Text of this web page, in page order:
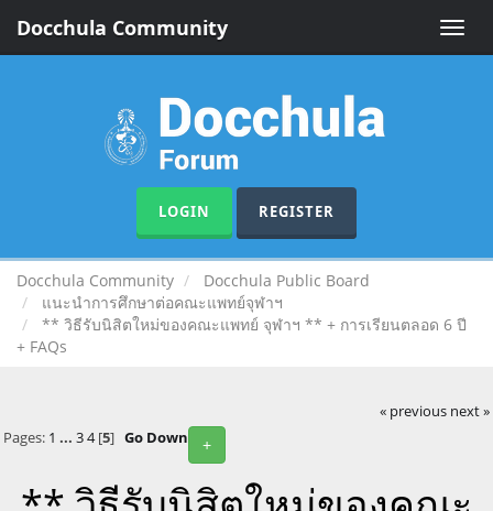
Toggle
Docchula Community
LOGIN REGISTER
Docchula Community
Docchula Public Board
แนะนำการศึกษาต่อคณะแพทย์จุฬาฯ
** วิธีรับนิสิตใหม่ของคณะแพทย์ จุฬาฯ ** + การเรียนตลอด 6 ปี
+ FAQs
« previous next »
+
Pages: 1 ... 3 4[5] Go Down